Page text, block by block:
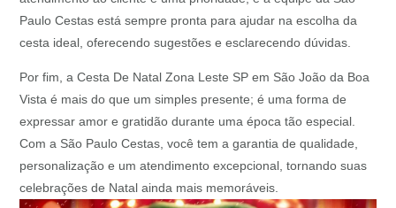
Paulo Cestas está sempre pronta para ajudar na escolha da
cesta ideal, oferecendo sugestões e esclarecendo dúvidas.
Por fim, a Cesta De Natal Zona Leste SP em São João da Boa
Vista é mais do que um simples presente; é uma forma de
expressar amor e gratidão durante uma época tão especial.
Com a São Paulo Cestas, você tem a garantia de qualidade,
personalização e um atendimento excepcional, tornando suas
celebrações de Natal ainda mais memoráveis.